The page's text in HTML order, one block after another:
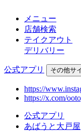
メニュー
店舗検索
テイクアウト
デリバリー
公式アプリ その他サ
https://
https://x.com/
公式アプリ
あばうと大戸屋